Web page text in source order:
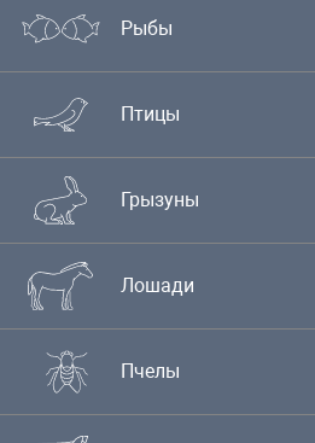
Рыбы
Птицы
Грызуны
Лошади
Пчелы